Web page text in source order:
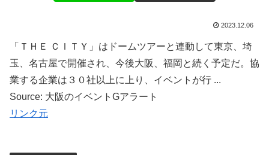
2023.12.06
「ＴＨＥ ＣＩＴＹ」はドームツアーと連動して東京、埼
玉、名古屋で開催され、今後大阪、福岡と続く予定だ。協
業する企業は３０社以上に上り、イベントが行 ...
Source: 大阪のイベントGアラート
リンク元